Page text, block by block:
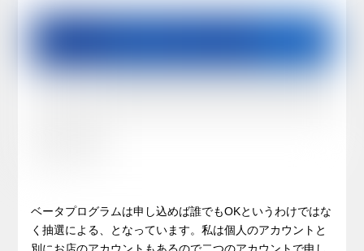
ベータプログラムは申し込めば誰でもOKというわけではな
く抽選による、となっています。私は個人のアカウントと